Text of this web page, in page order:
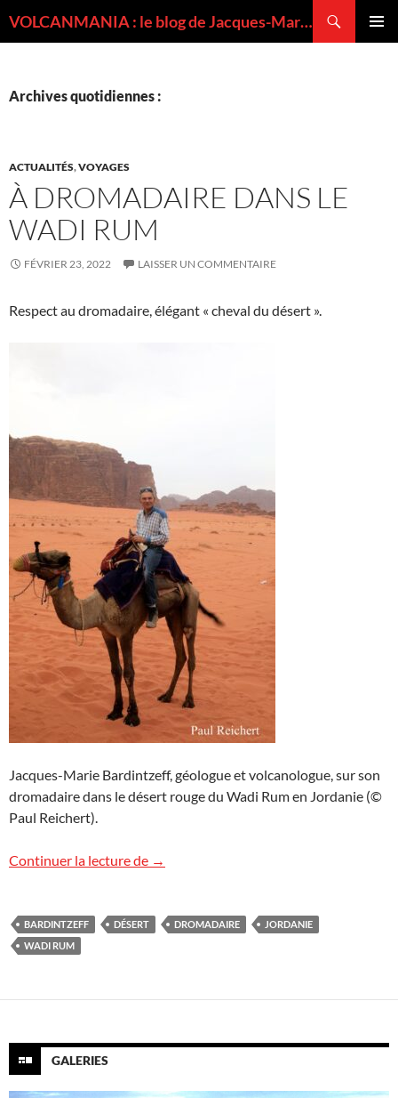
VOLCANMANIA : le blog de Jacques-Marie BARDINTZEFF, volcanologue
Archives quotidiennes :
ACTUALITÉS,VOYAGES
À DROMADAIRE DANS LE
WADI RUM
FÉVRIER 23, 2022 LAISSER UN COMMENTAIRE
Respect au dromadaire, élégant « cheval du désert ».
Jacques-Marie Bardintzeff, géologue et volcanologue, sur son
dromadaire dans le désert rouge du Wadi Rum en Jordanie (©
Paul Reichert).
Continuer la lecture de À dromadaire dans le Wadi Rum
→
BARDINTZEFF DÉSERT DROMADAIRE
JORDANIE
WADI RUM
GALERIES